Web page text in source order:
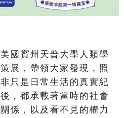
國賓州天普大學人類學
展，帶領大家發現，照
只是日常生活的真實紀
，都承載著當時的社會
係，以及看不見的權力